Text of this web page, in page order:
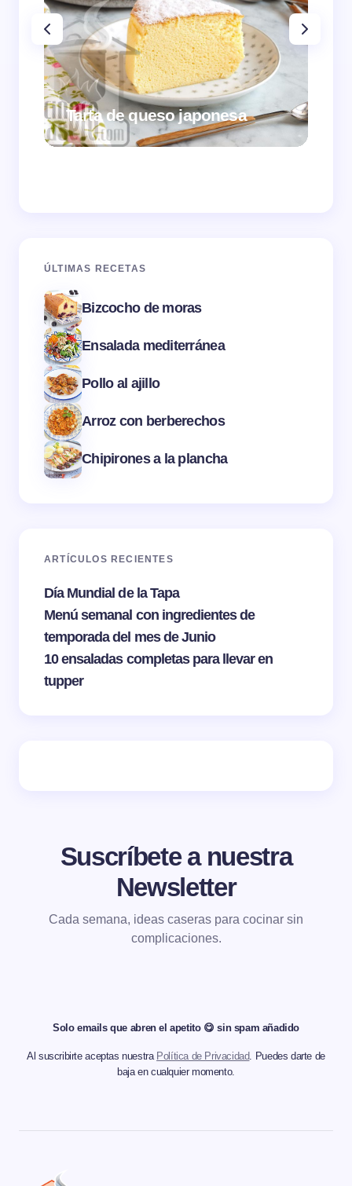
Tarta de queso japonesa
ÚLTIMAS RECETAS
Bizcocho de moras
Ensalada mediterránea
Pollo al ajillo
Arroz con berberechos
Chipirones a la plancha
ARTÍCULOS RECIENTES
Día Mundial de la Tapa
Menú semanal con ingredientes de
temporada del mes de Junio
10 ensaladas completas para llevar en
tupper
Suscríbete a nuestra
Newsletter
Cada semana, ideas caseras para cocinar sin
complicaciones.
Solo emails que abren el apetito 😋 sin spam añadido
Al suscribirte aceptas nuestra Política de Privacidad. Puedes darte de
baja en cualquier momento.